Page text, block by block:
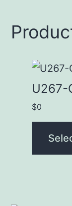
U267-
$0
Este
tiene
Las